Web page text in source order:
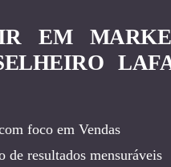
EM
foco em Vendas
de resultados mensuráveis